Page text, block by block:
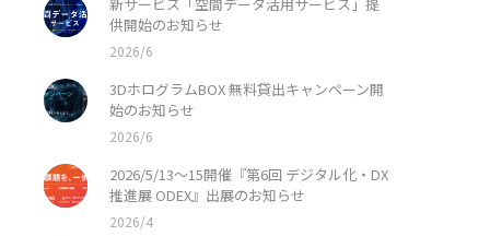
供開始のお知らせ
2026/6
3DホログラムBOX 無料貸出キャンペーン開
始のお知らせ
2026/6
2026/5/13〜15開催『第6回 デジタル化・DX
推進展 ODEX』出展のお知らせ
2026/4